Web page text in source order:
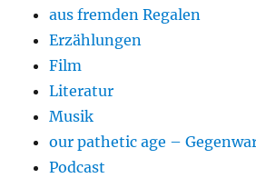
aus fremden Regalen
Erzählungen
Film
Literatur
Musik
our pathetic age –
Podcast